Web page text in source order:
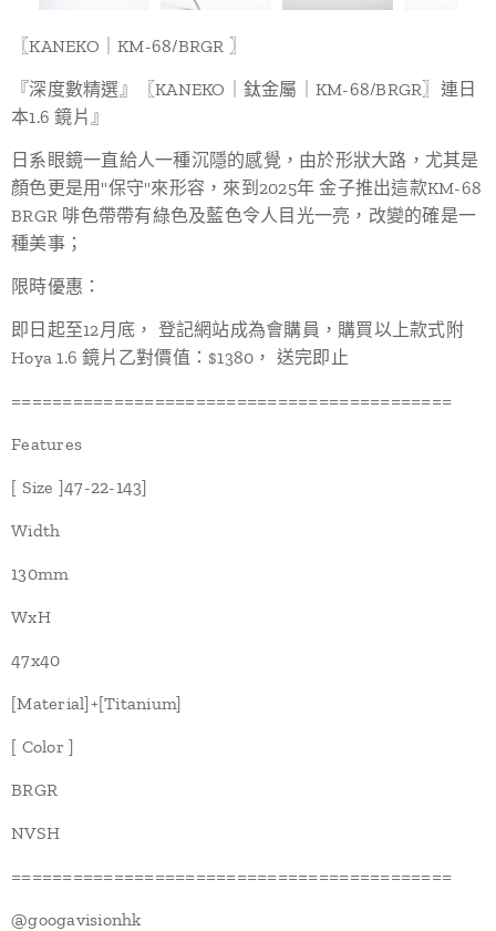
〖KANEKO｜KM-68/BRGR 〗
『深度數精選』〖KANEKO｜鈦金屬｜KM-68/BRGR〗連日
本1.6 鏡片』
日系眼鏡一直給人一種沉隱的感覺，由於形狀大路，尤其是
顏色更是用"保守"來形容，來到2025年 金子推出這款KM-68
BRGR 啡色帶帶有綠色及藍色令人目光一亮，改變的確是一
種美事；
限時優惠：
即日起至12月底， 登記網站成為會購員，購買以上款式附
Hoya 1.6 鏡片乙對價值：$1380， 送完即止
===========================================
Features
[ Size ]47-22-143]
Width
130mm
WxH
47x40
[Material]+[Titanium]
[ Color ]
BRGR
NVSH
===========================================
@‌googavisionhk